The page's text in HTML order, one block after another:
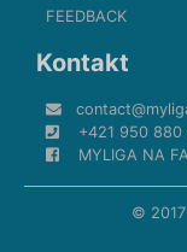
FEEDBACK
Kontakt
+421 950 880
MYLIGA NA
©